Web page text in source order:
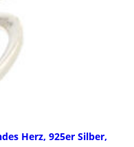
Herz, 925er Silber,